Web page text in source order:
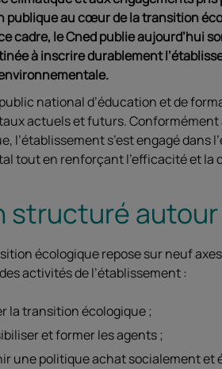
publique au cœur de la transition
cadre, le Cned publie
à inscrire durablement
national d’éducation et de
actuels et futurs.
l’établissement s’est engagé
tout en renforçant l’efficacité et la
structuré
écologique repose sur neuf
activités de l’établissement :
la transition écologique ;
et former les agents ;
une politique achat socialement et